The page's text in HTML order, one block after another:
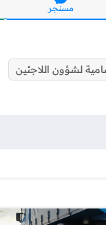
مسنجر
لشؤون اللاجئين